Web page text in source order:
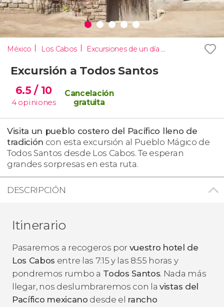
México Los Cabos Excursiones de un día desde Los Cabos
Excursión a Todos Santos
6.5/ 10
4 opiniones
Cancelación
gratuita
Visita un pueblo costero del Pacífico lleno de
tradición con esta excursión al Pueblo Mágico de
Todos Santos desde Los Cabos. Te esperan
grandes sorpresas en esta ruta.
DESCRIPCIÓN
Itinerario
Pasaremos a recogeros por vuestro hotel de
Los Cabos entre las 7:15 y las 8:55 horas y
pondremos rumbo a Todos Santos. Nada más
llegar, nos deslumbraremos con lavistas del
Pacífico mexicano desde el rancho